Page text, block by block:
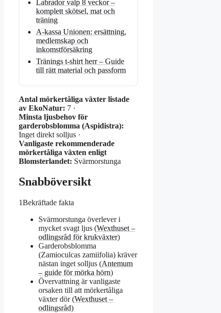
Labrador valp 8 veckor –
komplett skötsel, mat och
träning
A-kassa Unionen: ersättning,
medlemskap och
inkomstförsäkring
Tränings t-shirt herr – Guide
till rätt material och passform
Antal mörkertåliga växter listade
av EkoNatur: 7 ·
Minsta ljusbehov för
garderobsblomma (Aspidistra):
Inget direkt solljus ·
Vanligaste rekommenderade
mörkertåliga växten enligt
Blomsterlandet: Svärmorstunga
Snabböversikt
1Bekräftade fakta
Svärmorstunga överlever i
mycket svagt ljus (Wexthuset –
odlingsråd för krukväxter)
Garderobsblomma
(Zamioculcas zamiifolia) kräver
nästan inget solljus (Antemum
– guide för mörka hörn)
Övervattning är vanligaste
orsaken till att mörkertåliga
växter dör (Wexthuset –
odlingsråd)